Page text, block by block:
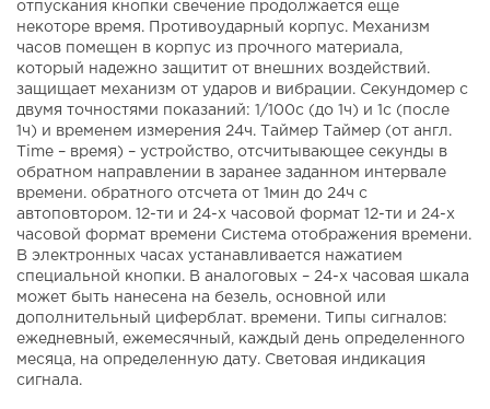
отпускания кнопки свечение продолжается еще
некоторе время. Противоударный корпус. Механизм
часов помещен в корпус из прочного материала,
который надежно защитит от внешних воздействий.
защищает механизм от ударов и вибрации. Секундомер с
двумя точностями показаний: 1/100с (до 1ч) и 1с (после
1ч) и временем измерения 24ч. Таймер Таймер (от англ.
Time – время) – устройство, отсчитывающее секунды в
обратном направлении в заранее заданном интервале
времени. обратного отсчета от 1мин до 24ч с
автоповтором. 12-ти и 24-х часовой формат 12-ти и 24-х
часовой формат времени Система отображения времени.
В электронных часах устанавливается нажатием
специальной кнопки. В аналоговых – 24-х часовая шкала
может быть нанесена на безель, основной или
дополнительный циферблат. времени. Типы сигналов:
ежедневный, ежемесячный, каждый день определенного
месяца, на определенную дату. Световая индикация
сигнала.